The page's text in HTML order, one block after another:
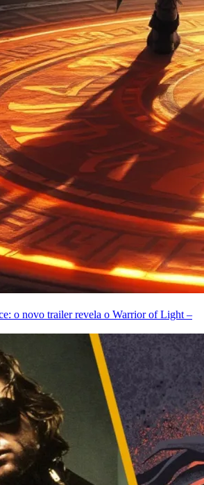
o novo trailer revela o Warrior of Light –